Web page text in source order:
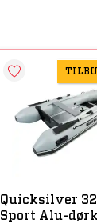
Quicksilver
Sport Alu-dørk